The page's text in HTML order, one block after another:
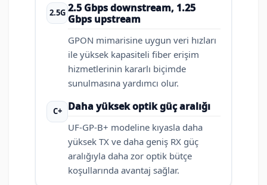
2.5G 2.5 Gbps downstream, 1.25
Gbps upstream
GPON mimarisine uygun veri hızları
ile yüksek kapasiteli fiber erişim
hizmetlerinin kararlı biçimde
sunulmasına yardımcı olur.
C+ Daha yüksek optik güç aralığı
UF-GP-B+ modeline kıyasla daha
yüksek TX ve daha geniş RX güç
aralığıyla daha zor optik bütçe
koşullarında avantaj sağlar.